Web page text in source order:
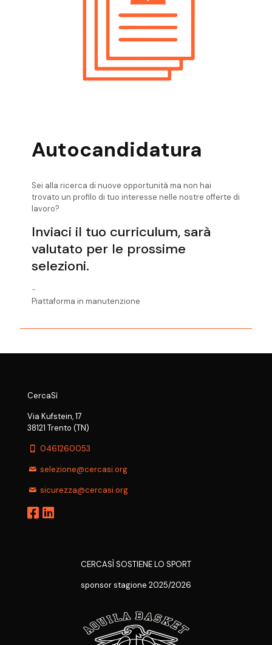
Ricerca Personale Trento Export
Ricerca Personale Valsugana Export
Autocandidatura
Sei alla ricerca di nuove opportunità ma non hai
trovato un profilo di tuo interesse nelle nostre offerte di
lavoro?
Inviaci il tuo curriculum, sarà
valutato per le prossime
selezioni.
-
Piattaforma in manutenzione
CercaSì
Via Kufstein, 17
38121 Trento (TN)
0461260053
selezione@cercasi.org
sicurezza@cercasi.org
CERCASÌ SOSTIENE LO SPORT
sponsor stagione 2025/2026